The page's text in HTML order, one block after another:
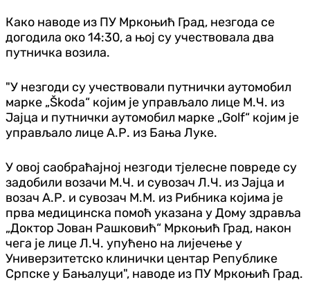
Како наводе из ПУ Мркоњић Град, незгода се
догодила око 14:30, а њој су учествовала два
путничка возила.
"У незгоди су учествовали путнички аутомобил
марке „Škoda“ којим је управљало лице М.Ч. из
Јајца и путнички аутомобил марке „Golf“ којим је
управљало лице А.Р. из Бања Луке.
У овој саобраћајној незгоди тјелесне повреде су
задобили возачи М.Ч. и сувозач Л.Ч. из Јајца и
возач А.Р. и сувозач М.М. из Рибника којима је
прва медицинска помоћ указана у Дому здравља
„Доктор Јован Рашковић“ Мркоњић Град, након
чега је лице Л.Ч. упућено на лијечење у
Универзитетско клинички центар Републике
Српске у Бањалуци", наводе из ПУ Мркоњић Град.